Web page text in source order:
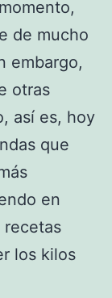
de mucho
embargo,
otras
así es, hoy
que
en
los kilos